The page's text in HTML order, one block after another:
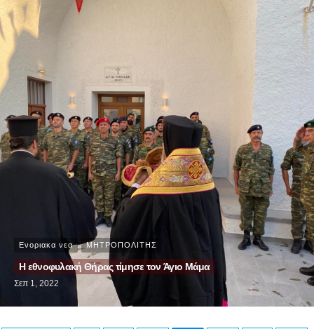
Ενοριακα νεα ΜΗΤΡΟΠΟΛΙΤΗΣ
Η εθνοφυλακή Θήρας τίμησε τον Άγιο Μάμα
Σεπ 1, 2022